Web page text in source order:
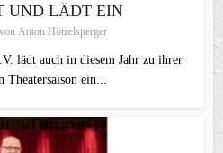
UND LÄDT EIN
von Anton Hötzelsperger
lädt auch in diesem Jahr zu ihrer
ein...